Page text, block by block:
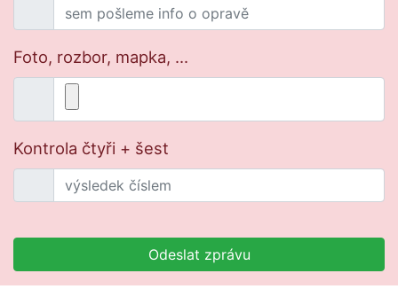
Foto, rozbor, mapka, ...
Kontrola čtyři + šest
Odeslat zprávu